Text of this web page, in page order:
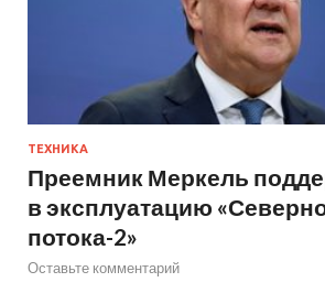
ТЕХНИКА
Преемник Меркель
в эксплуатацию
потока-2»
Оставьте комментарий